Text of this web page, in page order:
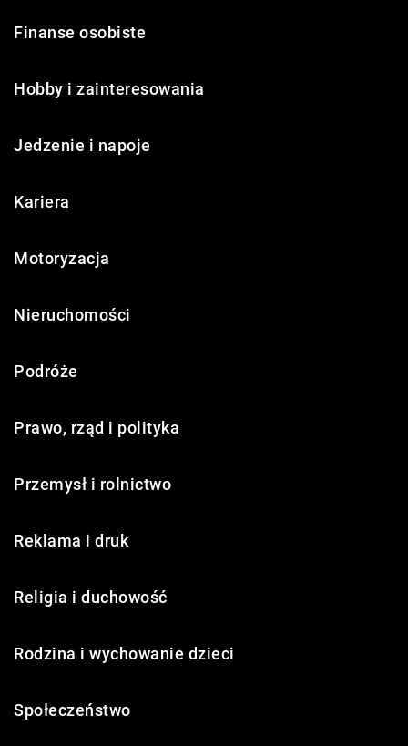
Finanse osobiste
Hobby i zainteresowania
Jedzenie i napoje
Kariera
Motoryzacja
Nieruchomości
Podróże
Prawo, rząd i polityka
Przemysł i rolnictwo
Reklama i druk
Religia i duchowość
Rodzina i wychowanie dzieci
Społeczeństwo